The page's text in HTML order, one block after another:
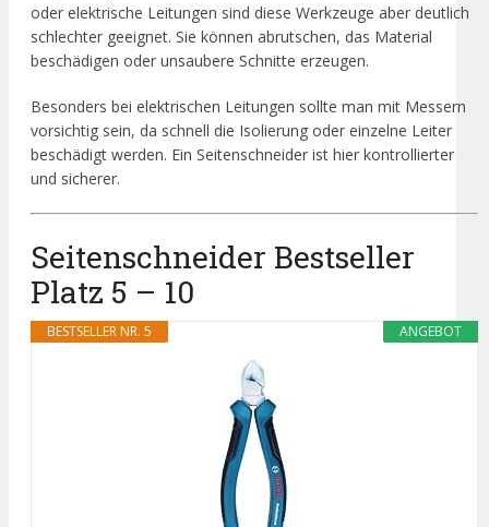
oder elektrische Leitungen sind diese Werkzeuge aber deutlich
schlechter geeignet. Sie können abrutschen, das Material
beschädigen oder unsaubere Schnitte erzeugen.
Besonders bei elektrischen Leitungen sollte man mit Messern
vorsichtig sein, da schnell die Isolierung oder einzelne Leiter
beschädigt werden. Ein Seitenschneider ist hier kontrollierter
und sicherer.
Seitenschneider Bestseller
Platz 5 – 10
ANGEBOT
BESTSELLER NR. 5